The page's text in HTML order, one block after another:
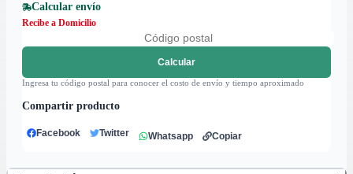
Calcular envío
Recibe a Domicilio
Calcular
Ingresa tu código postal para conocer el costo de envío y tiempo aproximado
Compartir producto
Facebook Twitter Whatsapp Copiar